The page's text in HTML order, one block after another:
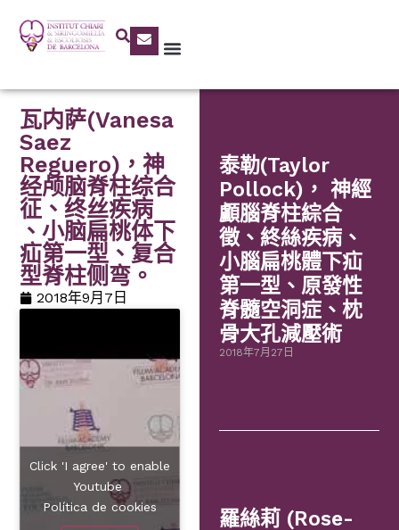
瓦内萨(Vanesa
Saez
Reguero)，神
经颅脑脊柱综合
征、终丝疾病
、小脑扁桃体下
疝第一型、复合
型脊柱侧弯。
2018年9月7日
Click 'I agree' to enable
Youtube
Política de cookies
泰勒(Taylor
Pollock)， 神經
顱腦脊柱綜合
徵、終絲疾病、
小腦扁桃體下疝
第一型、原發性
脊髓空洞症、枕
骨大孔減壓術
2018年7月27日
羅絲莉 (Rose-